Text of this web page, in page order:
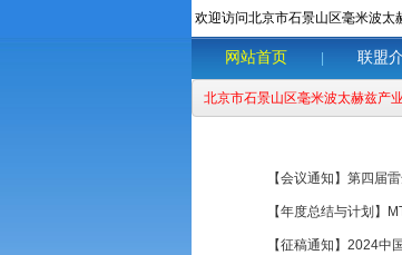
欢迎访问北京市石景山区毫米波太
网站首页 联盟
北京市石景山区毫米波太赫兹产
【会议通知】第四届
【年度总结与计划】
【征稿通知】2024中